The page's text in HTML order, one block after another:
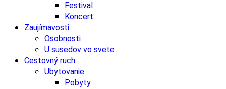
Festival
Koncert
Zaujímavosti
Osobnosti
U susedov vo svete
Cestovný ruch
Ubytovanie
Pobyty